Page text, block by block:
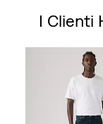
I Clienti